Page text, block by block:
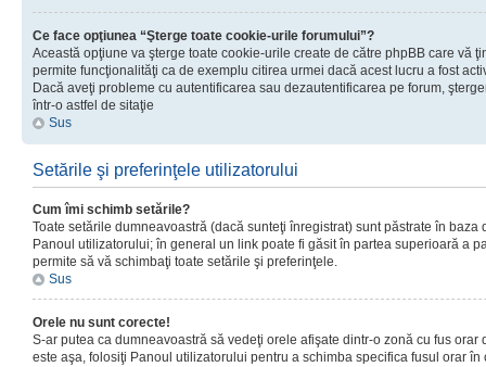
Ce face opţiunea “Şterge toate cookie-urile forumului”?
Această opţiune va şterge toate cookie-urile create de către phpBB care vă
permite funcţionalităţi ca de exemplu citirea urmei dacă acest lucru a fost
Dacă aveţi probleme cu autentificarea sau dezautentificarea pe forum,
într-o astfel de sitaţie
Sus
Setările şi preferinţele utilizatorului
Cum îmi schimb setările?
Toate setările dumneavoastră (dacă sunteţi înregistrat) sunt păstrate în baza
Panoul utilizatorului; în general un link poate fi găsit în partea superioară a
permite să vă schimbaţi toate setările şi preferinţele.
Sus
Orele nu sunt corecte!
S-ar putea ca dumneavoastră să vedeţi orele afişate dintr-o zonă cu fus orar
este aşa, folosiţi Panoul utilizatorului pentru a schimba specifica fusul orar